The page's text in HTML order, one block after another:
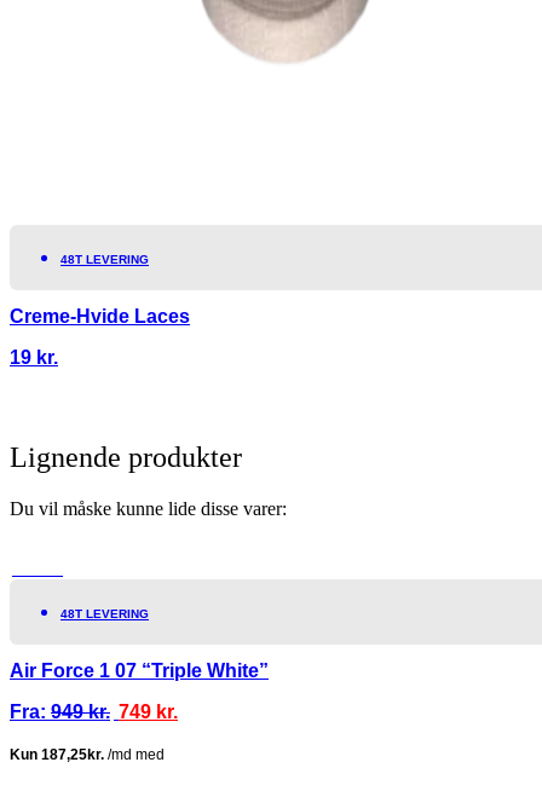
48T LEVERING
Creme-Hvide Laces
19 kr.
Lignende produkter
Du vil måske kunne lide disse varer:
48T LEVERING
Air Force 1 07 “Triple White”
Fra: 949kr. 749 kr.